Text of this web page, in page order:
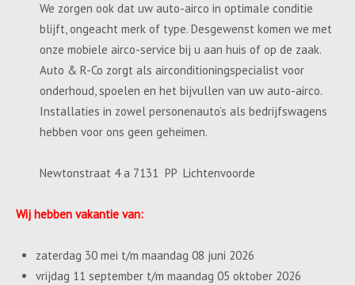
We zorgen ook dat uw auto-airco in optimale conditie
blijft, ongeacht merk of type. Desgewenst komen we met
onze mobiele airco-service bij u aan huis of op de zaak.
Auto & R-Co zorgt als airconditioningspecialist voor
onderhoud, spoelen en het bijvullen van uw auto-airco.
Installaties in zowel personenauto’s als bedrijfswagens
hebben voor ons geen geheimen.
Newtonstraat 4 a 7131 PP Lichtenvoorde
Wij hebben vakantie van:
zaterdag 30 mei t/m maandag 08 juni 2026
vrijdag 11 september t/m maandag 05 oktober 2026